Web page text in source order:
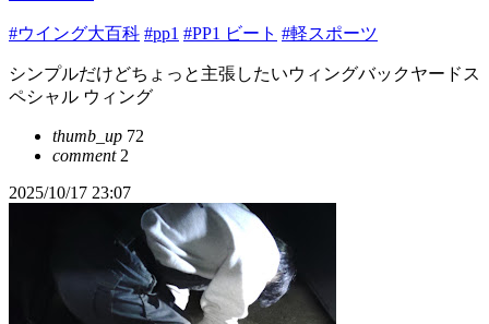
#ウイング大百科 #pp1 #PP1 ビート #軽スポーツ
シンプルだけどちょっと主張したいウィングバックヤードス
ペシャル ウィング
thumb_up 72
comment2
2025/10/17 23:07